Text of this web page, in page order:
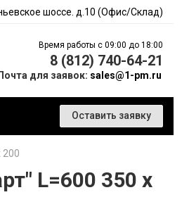
шоссе. д.10 (Офис/Склад)
Время работы с 09:00 до 18:00
8 (812) 740-64-21
Почта для заявок: sales@1-pm.ru
Оставить заявку
200
L=600 350 x